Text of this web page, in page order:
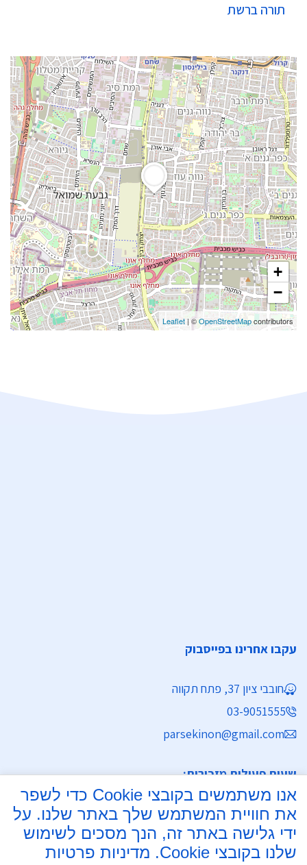
תורה ברשת
+
−
Leaflet| ©OpenStreetMapcontributors
עקבו אחרינו בפייסבוק
חובבי ציון 37, פתח תקווה
03-9051555
parsekinon@gmail.com
שעות פעילות מזכירות:
ימים א' - ה' 8:30 - 16:30
מחלקת נישואין
אנו משתמשים בקובצי Cookie כדי לשפר
את חוויית המשתמש שלך באתר שלנו. על
ידי גלישה באתר זה, הנך מסכים לשימוש
שלנו בקובצי Cookie.
מדיניות פרטיות